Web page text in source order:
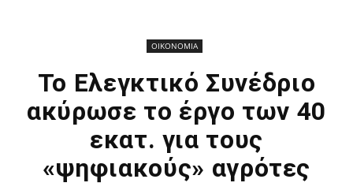
ΟΙΚΟΝΟΜΙΑ
Το Ελεγκτικό Συνέδριο
ακύρωσε το έργο των 40
εκατ. για τους
«ψηφιακούς» αγρότες